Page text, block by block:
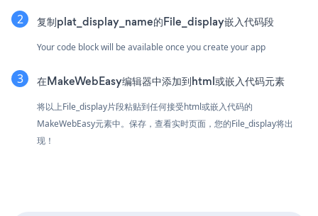
复制plat_display_name的File_display嵌入代码段
Your code block will be available once you create your app
在MakeWebEasy编辑器中添加到html或嵌入代码元素
将以上File_display片段粘贴到任何接受html或嵌入代码的
MakeWebEasy元素中。保存，查看实时页面，您的File_display将出
现！